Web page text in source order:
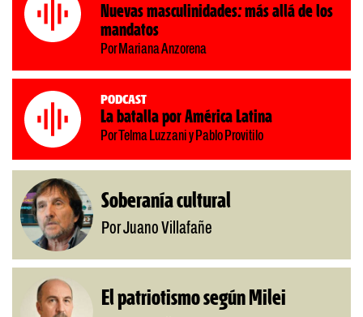
Nuevas masculinidades: más allá de los
mandatos
Por Mariana Anzorena
Podcast
La batalla por América Latina
Por Telma Luzzani y Pablo Provitilo
Soberanía cultural
Por Juano Villafañe
El patriotismo según Milei